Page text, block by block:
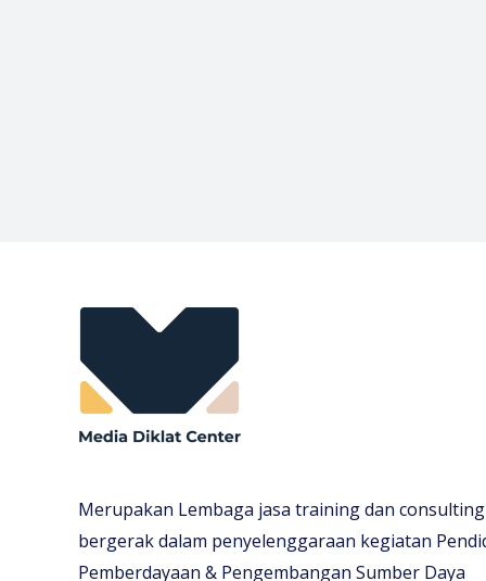
Merupakan Lembaga jasa training dan
bergerak dalam penyelenggaraan kegiatan
Pemberdayaan & Pengembangan Sumber Daya